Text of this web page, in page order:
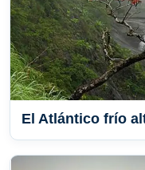
El Atlántico frío